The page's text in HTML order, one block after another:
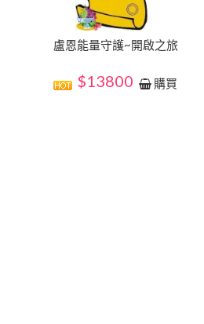
盧恩能量守護~開啟之旅
$13800 購買